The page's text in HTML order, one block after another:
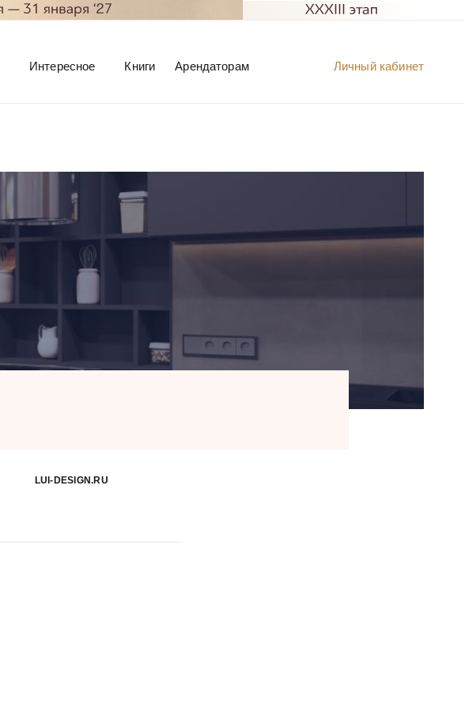
Личный кабинет
Интересное Книги Арендаторам
LUI-DESIGN.RU